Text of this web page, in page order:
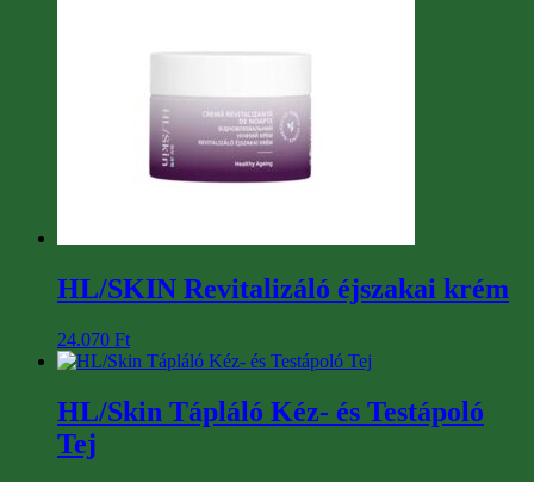
HL/SKIN Revitalizáló éjszakai krém
24.070 Ft
HL/Skin Tápláló Kéz- és Testápoló
Tej